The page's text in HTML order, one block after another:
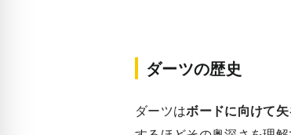
ダーツの歴史
ダーツはボードに向けて